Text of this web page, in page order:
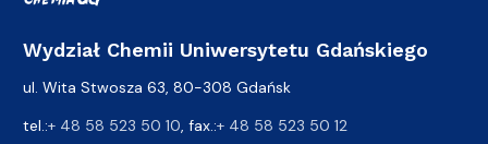
Wydział Chemii Uniwersytetu Gdańskiego
ul. Wita Stwosza 63, 80-308 Gdańsk
tel.:+ 48 58 523 50 10, fax.:+ 48 58 523 50 12